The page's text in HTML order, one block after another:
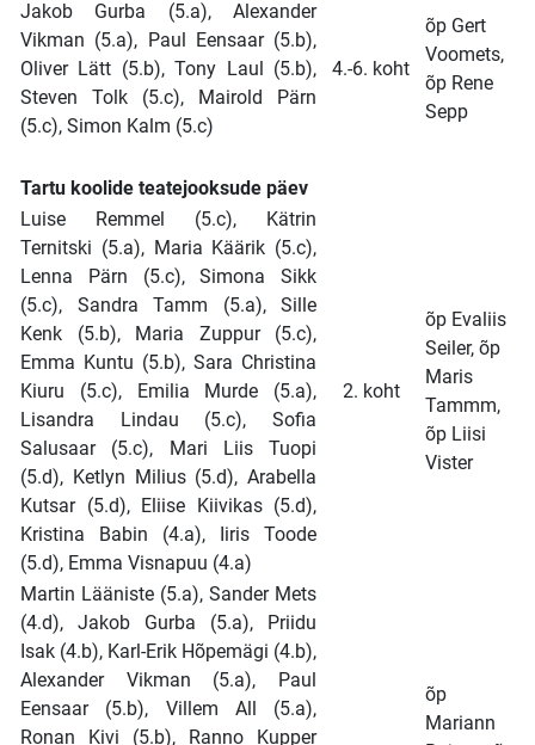
Jakob Gurba (5.a), Alexander
Vikman (5.a), Paul Eensaar (5.b),
Oliver Lätt (5.b), Tony Laul (5.b),
Steven Tolk (5.c), Mairold Pärn
(5.c), Simon Kalm (5.c)
4.-6. koht
õp Gert
Voomets,
õp Rene
Sepp
Tartu koolide teatejooksude päev
Luise Remmel (5.c), Kätrin
Ternitski (5.a), Maria Käärik (5.c),
Lenna Pärn (5.c), Simona Sikk
(5.c), Sandra Tamm (5.a), Sille
Kenk (5.b), Maria Zuppur (5.c),
Emma Kuntu (5.b), Sara Christina
Kiuru (5.c), Emilia Murde (5.a),
Lisandra Lindau (5.c), Sofia
Salusaar (5.c), Mari Liis Tuopi
(5.d), Ketlyn Milius (5.d), Arabella
Kutsar (5.d), Eliise Kiivikas (5.d),
Kristina Babin (4.a), Iiris Toode
(5.d), Emma Visnapuu (4.a)
2. koht
õp Evaliis
Seiler, õp
Maris
Tammm,
õp Liisi
Vister
Martin Lääniste (5.a), Sander Mets
(4.d), Jakob Gurba (5.a), Priidu
Isak (4.b), Karl-Erik Hõpemägi (4.b),
Alexander Vikman (5.a), Paul
Eensaar (5.b), Villem All (5.a),
Ronan Kivi (5.b), Ranno Kupper
õp
Mariann